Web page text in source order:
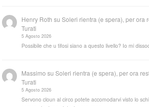
Henry Roth suSoleri rientra (e spera), per ora
Turati
5 Agosto 2026
Possibile che u tifosi siano a questo livello? Io mi
Massimo suSoleri rientra (e spera), per ora
Turati
5 Agosto 2026
Servono cloun al circo potete accomodarvi visto lo